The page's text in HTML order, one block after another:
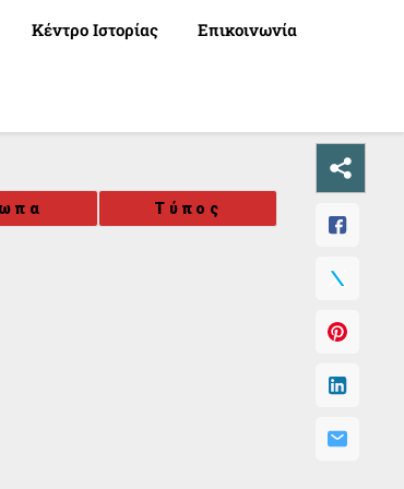
Κέντρο Ιστορίας Επικοινωνία
Τύπος